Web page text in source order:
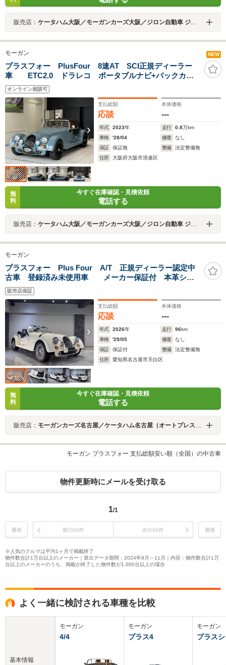
販売店： ケータハム大阪／モーガンカーズ大阪／ジロン自動車 ジロン自動車（株）
モーガン NEW
プラスフォー PlusFour 8速AT SCI正規ディーラー
車 ETC2.0 ドラレコ ポータブルナビ+バックカメ
ラ
オンライン相談可
支払総額
応談
本体価格
---
年式 2023年 走行 0.8万km
車検
'28/04 修復
なし
保証
保証無 整備
法定整備無
住所
大阪府大阪市浪速区
無
料
今すぐ在庫確認・見積依頼
電話する
販売店： ケータハム大阪／モーガンカーズ大阪／ジロン自動車 ジロン自動車（株）
モーガン
プラスフォー Plus Four A/T 正規ディーラー認定中
古車 登録済み未使用車 メーカー保証付 本革シー
ト ポリッシュドワイヤーホイル シートヒーター エア
コン スポットライト ラゲージラック
販売店保証
支払総額
応談
本体価格
---
年式 2026年 走行 96km
車検
'29/05 修復
なし
保証
保証付 整備
法定整備無
住所
愛知県名古屋市天白区
無
料
今すぐ在庫確認・見積依頼
電話する
販売店： モーガンカーズ名古屋／ケータハム名古屋（オートプレステージ名古屋店）
モーガン プラスフォー 支払総額安い順（全国）の中古車
物件更新時にメールを受け取る
1/1
最初 前の30件 次の30件 最後
※人気のクルマは平均1ヶ月で掲載終了
物件数合計1万台以上のメーカー｜算出データ期間：2024年9月～11月｜内容：物件数合計1万
台以上のメーカーのうち、掲載が終了した物件数が1,000台以上の場合
よく一緒に検討される車種を比較
基本情報
モーガン
4/4
モーガン
プラス4
モーガン
プラス